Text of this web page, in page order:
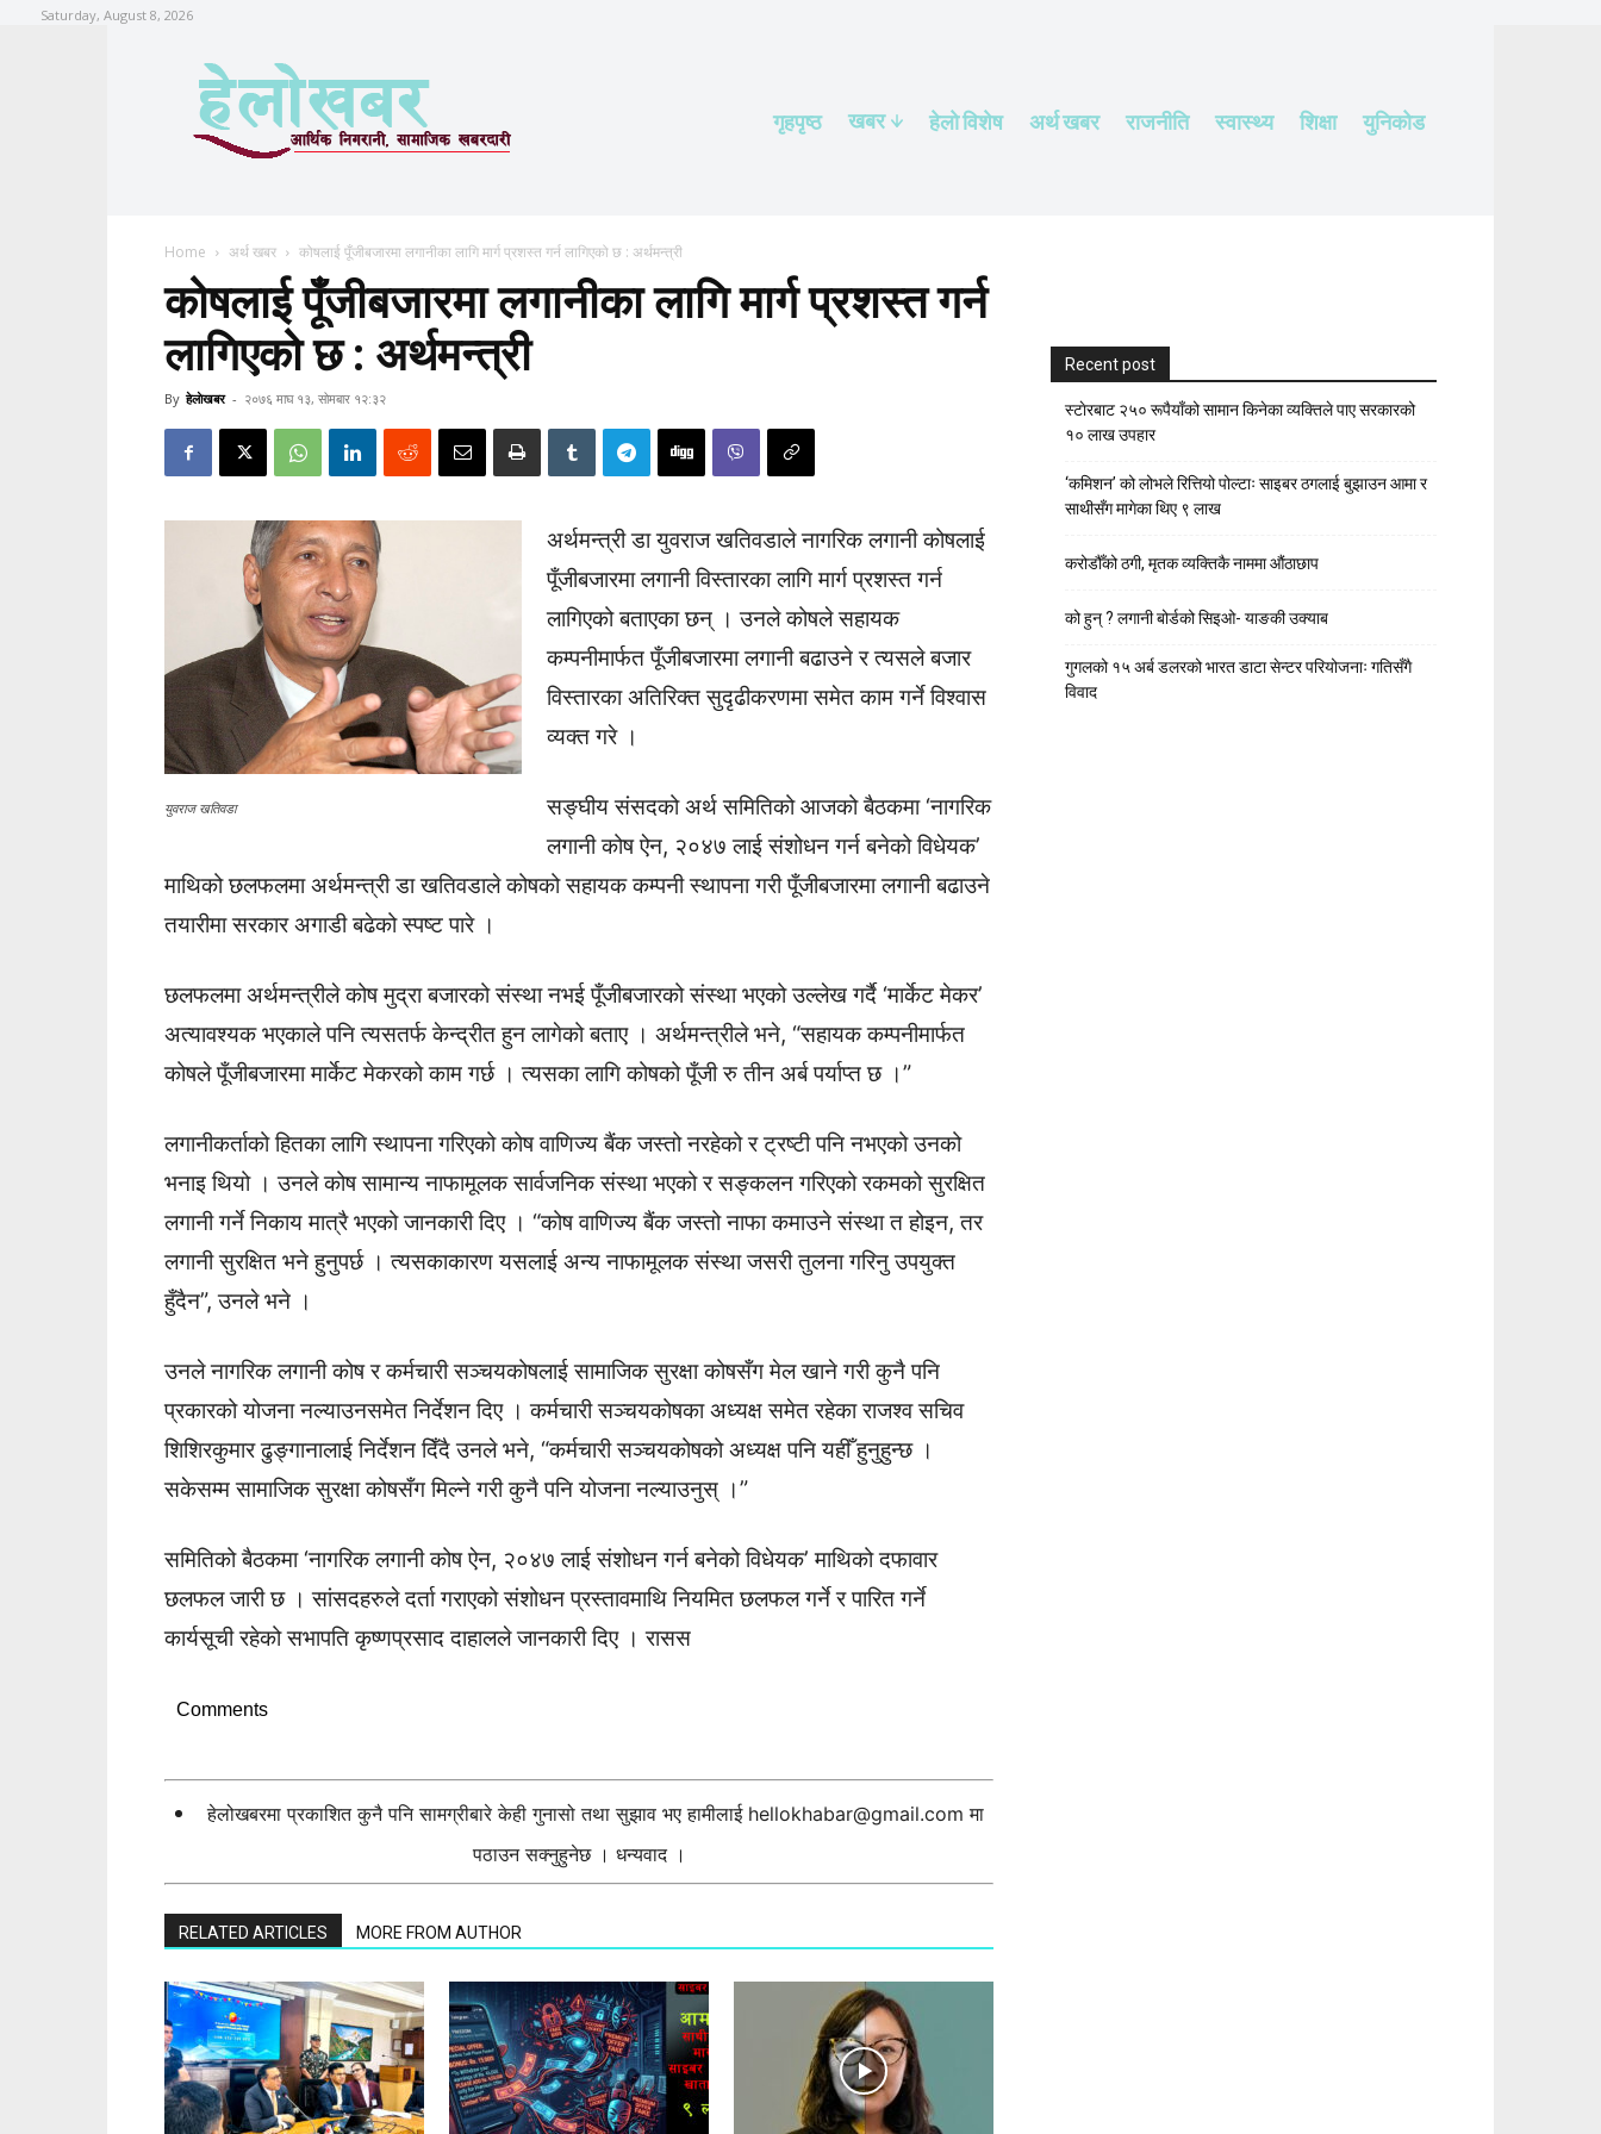
Saturday, August 8, 2026
गृहपृष्ठ खबर हेलाे विशेष अर्थ खबर राजनीति स्वास्थ्य शिक्षा युनिकोड
Home अर्थ खबर कोषलाई पूँजीबजारमा लगानीका लागि मार्ग प्रशस्त गर्न लागिएको छ : अर्थमन्त्री
कोषलाई पूँजीबजारमा लगानीका लागि मार्ग प्रशस्त गर्न
लागिएको छ : अर्थमन्त्री
By हेलाेखबर - २०७६ माघ १३, सोमबार १२:३२
युवराज खतिवडा
अर्थमन्त्री डा युवराज खतिवडाले नागरिक लगानी कोषलाई
पूँजीबजारमा लगानी विस्तारका लागि मार्ग प्रशस्त गर्न
लागिएको बताएका छन् । उनले कोषले सहायक
कम्पनीमार्फत पूँजीबजारमा लगानी बढाउने र त्यसले बजार
विस्तारका अतिरिक्त सुदृढीकरणमा समेत काम गर्ने विश्वास
व्यक्त गरे ।
सङ्घीय संसदको अर्थ समितिको आजको बैठकमा ‘नागरिक
लगानी कोष ऐन, २०४७ लाई संशोधन गर्न बनेको विधेयक’
माथिको छलफलमा अर्थमन्त्री डा खतिवडाले कोषको सहायक कम्पनी स्थापना गरी पूँजीबजारमा लगानी बढाउने
तयारीमा सरकार अगाडी बढेको स्पष्ट पारे ।
छलफलमा अर्थमन्त्रीले कोष मुद्रा बजारको संस्था नभई पूँजीबजारको संस्था भएको उल्लेख गर्दै ‘मार्केट मेकर’
अत्यावश्यक भएकाले पनि त्यसतर्फ केन्द्रीत हुन लागेको बताए । अर्थमन्त्रीले भने, “सहायक कम्पनीमार्फत
कोषले पूँजीबजारमा मार्केट मेकरको काम गर्छ । त्यसका लागि कोषको पूँजी रु तीन अर्ब पर्याप्त छ ।”
लगानीकर्ताको हितका लागि स्थापना गरिएको कोष वाणिज्य बैंक जस्तो नरहेको र ट्रष्टी पनि नभएको उनको
भनाइ थियो । उनले कोष सामान्य नाफामूलक सार्वजनिक संस्था भएको र सङ्कलन गरिएको रकमको सुरक्षित
लगानी गर्ने निकाय मात्रै भएको जानकारी दिए । “कोष वाणिज्य बैंक जस्तो नाफा कमाउने संस्था त होइन, तर
लगानी सुरक्षित भने हुनुपर्छ । त्यसकाकारण यसलाई अन्य नाफामूलक संस्था जसरी तुलना गरिनु उपयुक्त
हुँदैन”, उनले भने ।
उनले नागरिक लगानी कोष र कर्मचारी सञ्चयकोषलाई सामाजिक सुरक्षा कोषसँग मेल खाने गरी कुनै पनि
प्रकारको योजना नल्याउनसमेत निर्देशन दिए । कर्मचारी सञ्चयकोषका अध्यक्ष समेत रहेका राजश्व सचिव
शिशिरकुमार ढुङ्गानालाई निर्देशन दिँदै उनले भने, “कर्मचारी सञ्चयकोषको अध्यक्ष पनि यहीँ हुनुहुन्छ ।
सकेसम्म सामाजिक सुरक्षा कोषसँग मिल्ने गरी कुनै पनि योजना नल्याउनुस् ।”
समितिको बैठकमा ‘नागरिक लगानी कोष ऐन, २०४७ लाई संशोधन गर्न बनेको विधेयक’ माथिको दफावार
छलफल जारी छ । सांसदहरुले दर्ता गराएको संशोधन प्रस्तावमाथि नियमित छलफल गर्ने र पारित गर्ने
कार्यसूची रहेको सभापति कृष्णप्रसाद दाहालले जानकारी दिए । रासस
Comments
हेलोखबरमा प्रकाशित कुनै पनि सामग्रीबारे केही गुनासो तथा सुझाव भए हामीलाई hellokhabar@gmail.com मा
पठाउन सक्नुहुनेछ । धन्यवाद ।
RELATED ARTICLES MORE FROM AUTHOR
Recent post
स्टाेरबाट २५० रूपैयाँको सामान किनेका व्यक्तिले पाए सरकारको
१० लाख उपहार
‘कमिशन’ को लोभले रित्तियो पोल्टाः साइबर ठगलाई बुझाउन आमा र
साथीसँग मागेका थिए ९ लाख
करोडौँको ठगी, मृतक व्यक्तिकै नाममा औंठाछाप
को हुन् ? लगानी बोर्डको सिइओ- याङकी उक्याब
गुगलको १५ अर्ब डलरको भारत डाटा सेन्टर परियोजनाः गतिसँगै
विवाद